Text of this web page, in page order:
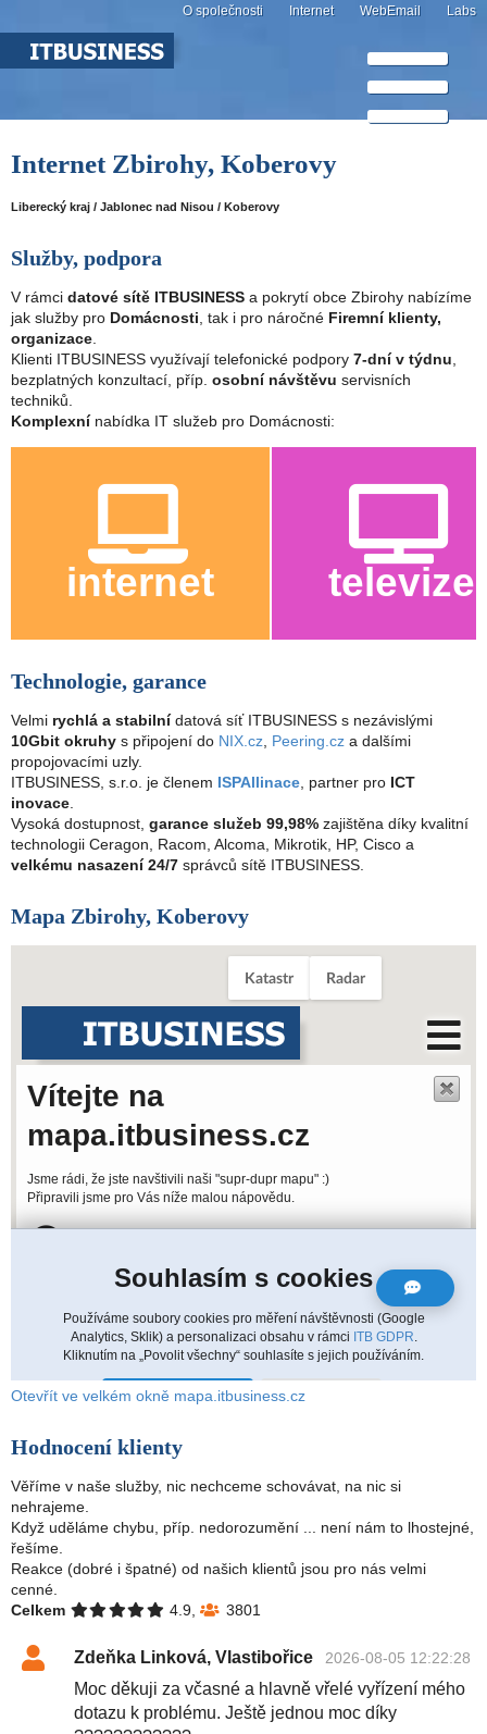
O společnosti Internet WebEmail Labs
Internet Zbirohy, Koberovy
Liberecký kraj / Jablonec nad Nisou / Koberovy
Služby, podpora
V rámci datové sítě ITBUSINESS a pokrytí obce Zbirohy nabízíme
jak služby pro Domácnosti , tak i pro náročné Firemní klienty,
organizace
Klienti ITBUSINESS využívají telefonické podpory 7-dní v týdnu
bezplatných konzultací, příp. osobní návštěvu servisních
techniků.
Komplexnínabídka IT služeb pro Domácnosti:
internet televize
Technologie, garance
Velmi rychlá a stabilnídatová síť ITBUSINESS s nezávislými
10Gbit okruhy s připojení do NIX.cz Peering.cz a dalšími
propojovacími uzly.
ITBUSINESS, s.r.o. je členem ISPAllinace , partner pro ICT
inovace
Vysoká dostupnost, garance služeb 99,98% zajištěna díky kvalitní
technologii Ceragon, Racom, Alcoma, Mikrotik, HP, Cisco a
velkému nasazení 24/7 správců sítě ITBUSINESS.
Mapa Zbirohy, Koberovy
Otevřít ve velkém okně mapa.itbusiness.cz
Hodnocení klienty
Věříme v naše služby, nic nechceme schovávat, na nic si
nehrajeme.
Když uděláme chybu, příp. nedorozumění ... není nám to lhostejné,
řešíme.
Reakce (dobré i špatné) od našich klientů jsou pro nás velmi
cenné.
Celkem
4.9, 3801
Zdeňka Linková, Vlastibořice 2026-08-05 12:22:28
Moc děkuji za včasné a hlavně vřelé vyřízení mého
dotazu k problému. Ještě jednou moc díky